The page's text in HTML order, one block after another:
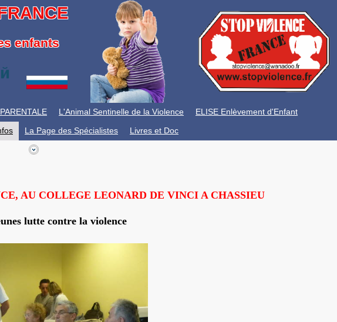
enfants
L'Animal Sentinelle de la Violence
ELISE Enlèvement d'Enfant
La Page des Spécialistes
Livres et Doc
AU COLLEGE LEONARD DE VINCI A CHASSIEU
lutte contre la violence